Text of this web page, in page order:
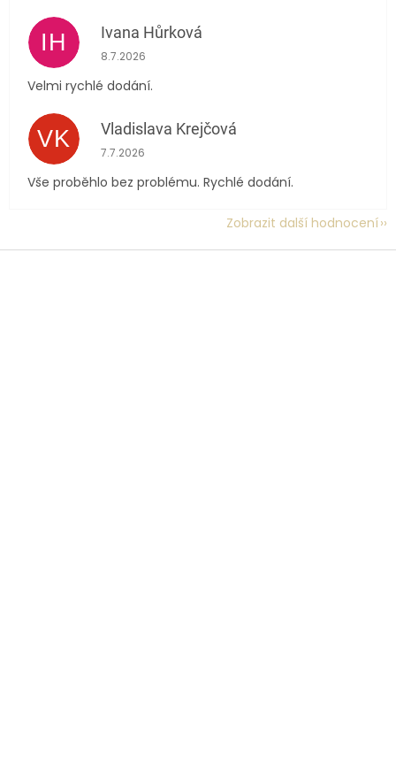
IH Ivana Hůrková
Hodnocení obchodu je 5 z 5 hvězdiček.
8.7.2026
Velmi rychlé dodání.
VK Vladislava Krejčová
Hodnocení obchodu je 5 z 5 hvězdiček.
7.7.2026
Vše proběhlo bez problému. Rychlé dodání.
Zobrazit další hodnocení